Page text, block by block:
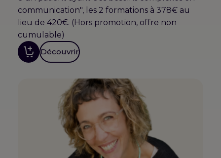
communication", les 2 formations à 378€ au
lieu de 420€. (Hors promotion, offre non
cumulable)
Découvrir